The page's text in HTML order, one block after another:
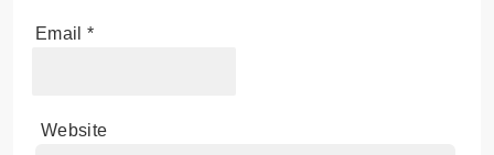
Email *
Website